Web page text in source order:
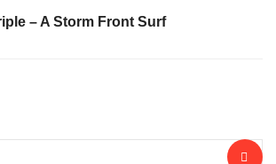
– A Storm Front Surf